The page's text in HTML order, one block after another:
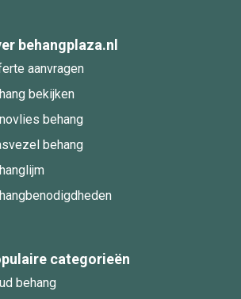
behangplaza.nl
aanvragen
bekijken
behang
behang
categorieën
behang